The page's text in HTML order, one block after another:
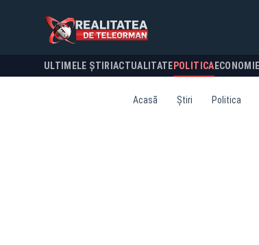
ULTIMELE ȘTIRI ACTUALITATE POLITICA ECONOMIE
Acasă Știri Politica